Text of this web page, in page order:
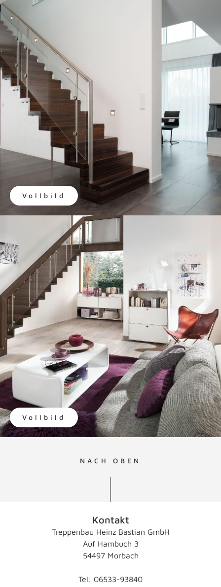
Vollbild
Vollbild
NACH OBEN
Kontakt
Treppenbau Heinz Bastian GmbH
Auf Hambuch 3
54497 Morbach
Tel: 06533-93840